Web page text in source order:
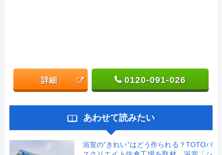
詳細 0120-091-026
あわせて読みたい
浴室の”きれい”はどう作られる？TOTOバ